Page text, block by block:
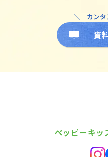
＼ カンタ
資
ペッピーキッ